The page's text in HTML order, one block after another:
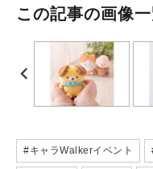
この記事の画像
#キャラWalkerイベント